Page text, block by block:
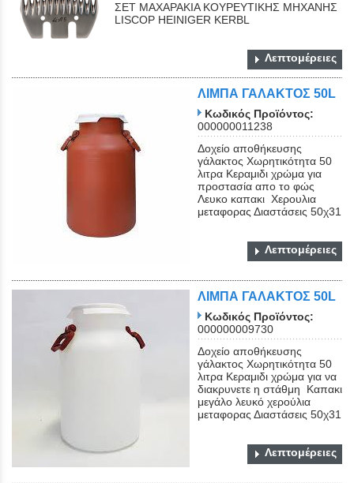
ΣΕΤ ΜΑΧΑΡΑΚΙΑ ΚΟΥΡΕΥΤΙΚΗΣ ΜΗΧΑΝΗΣ
LISCOP HEINIGER KERBL
Λεπτομέρειες
ΛΙΜΠΑ ΓΑΛΑΚΤΟΣ 50L
Κωδικός Προϊόντος:
000000011238
Δοχείο αποθήκευσης
γάλακτος Χωρητικότητα 50
λιτρα Κεραμιδι χρώμα για
προστασία απο το φώς
Λευκο καπακι Χερουλια
μεταφορας Διαστάσεις 50χ31
Λεπτομέρειες
ΛΙΜΠΑ ΓΑΛΑΚΤΟΣ 50L
Κωδικός Προϊόντος:
000000009730
Δοχείο αποθήκευσης
γάλακτος Χωρητικότητα 50
λιτρα Κεραμιδι χρώμα για να
διακρυνετε η στάθμη Καπακι
μεγάλο λευκό χερούλια
μεταφορας Διαστάσεις 50χ31
Λεπτομέρειες